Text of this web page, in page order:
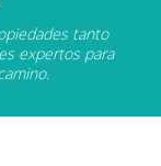
tanto
expertos para